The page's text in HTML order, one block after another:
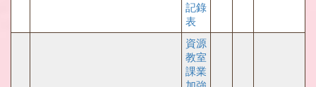
記錄
表
資源
教室
課業